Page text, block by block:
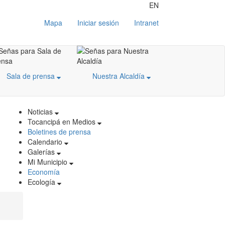
EN
Mapa
Iniciar sesión Intranet
Sala de prensa
Nuestra Alcaldía
Noticias
Tocancipá en Medios
Boletines de prensa
Calendario
Galerías
Mi Municipio
Economía
Ecología